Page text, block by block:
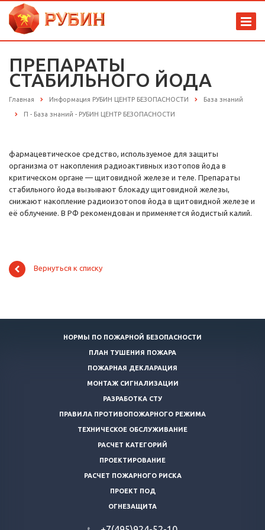
ПРЕПАРАТЫ
СТАБИЛЬНОГО ЙОДА
Главная Информация РУБИН ЦЕНТР БЕЗОПАСНОСТИ База знаний
П - База знаний - РУБИН ЦЕНТР БЕЗОПАСНОСТИ
фармацевтическое средство, используемое для защиты
организма от накопления радиоактивных изотопов йода в
критическом органе — щитовидной железе и теле. Препараты
стабильного йода вызывают блокаду щитовидной железы,
снижают накопление радиоизотопов йода в щитовидной железе и
её облучение. В РФ рекомендован и применяется йодистый калий.
Вернуться к списку
НОРМЫ ПО ПОЖАРНОЙ БЕЗОПАСНОСТИ
ПЛАН ТУШЕНИЯ ПОЖАРА
ПОЖАРНАЯ ДЕКЛАРАЦИЯ
МОНТАЖ СИГНАЛИЗАЦИИ
РАЗРАБОТКА СТУ
ПРАВИЛА ПРОТИВОПОЖАРНОГО РЕЖИМА
ТЕХНИЧЕСКОЕ ОБСЛУЖИВАНИЕ
РАСЧЕТ КАТЕГОРИЙ
ПРОЕКТИРОВАНИЕ
РАСЧЕТ ПОЖАРНОГО РИСКА
ПРОЕКТ ПОД
ОГНЕЗАЩИТА